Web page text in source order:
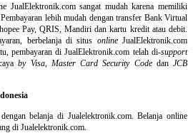
JualElektronik.com sangat mudah karena memiliki
lebih mudah dengan transfer Bank Virtual
Pay, QRIS, Mandiri dan kartu kredit atau debit.
berbelanja di situs onlineJualElektronik.com
pembayaran di JualElektronik.com telah di-support
by Visa, Master Card Security Codedan JCB
belanja di Jualelektronik.com. Belanja online
di Jualelektronik.com.